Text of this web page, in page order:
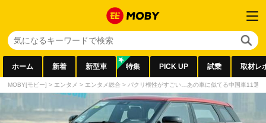
ホーム 新着 新型車 特集 PICK UP 試乗 取材レ
MOBY[モビー] > エンタメ > エンタメ総合 > パクリ根性がすごい…あの車に似てる中国車11選